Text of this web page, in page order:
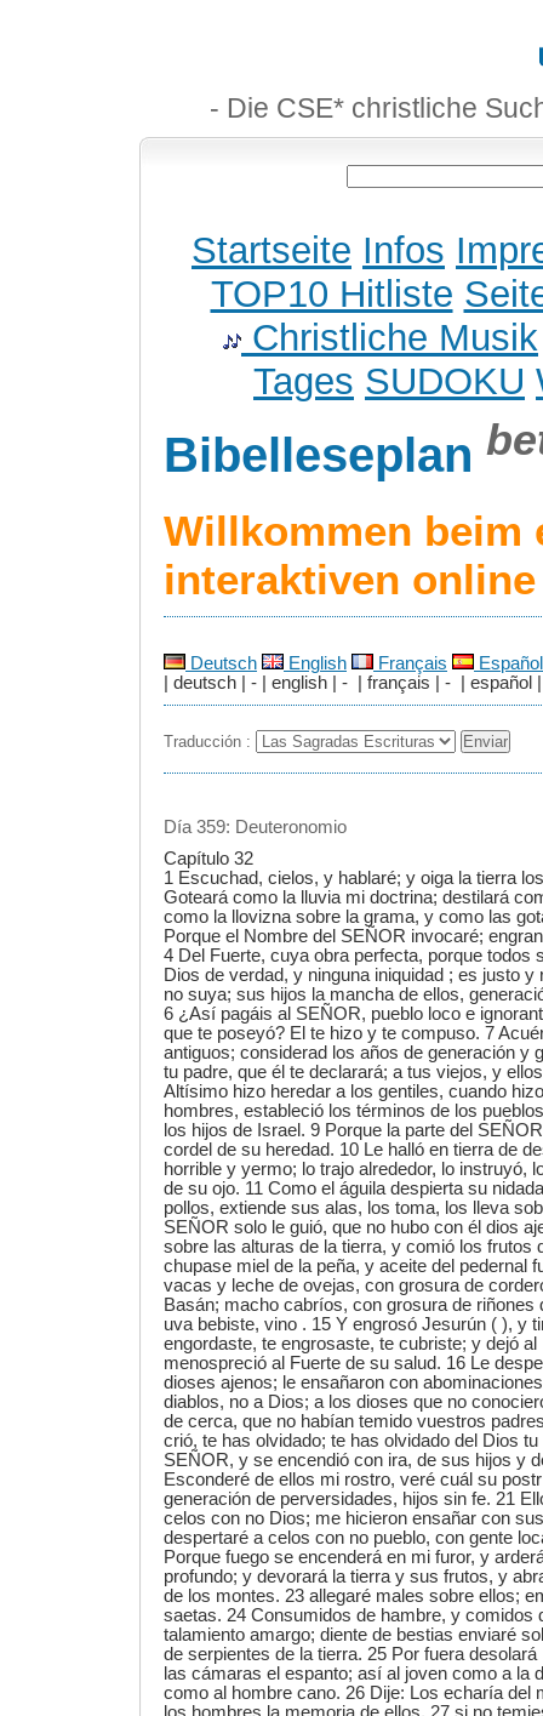
- Die CSE* christliche
Startseite Infos
TOP10 Hitliste
Christliche Musik
Tages SUDOKU
Bibelleseplan
Willkommen beim
interaktiven
Deutsch English Français
Español
| deutsch | - | english | - | français | - | español |
Traducción :
Día 359: Deuteronomio
Capítulo 32
1 Escuchad, cielos, y hablaré; y oiga la tierra
Goteará como la lluvia mi doctrina; destilará
como la llovizna sobre la grama, y como las
Porque el Nombre del SEÑOR invocaré;
4 Del Fuerte, cuya obra perfecta, porque todos
Dios de verdad, y ninguna iniquidad ; es justo y
no suya; sus hijos la mancha de ellos,
6 ¿Así pagáis al SEÑOR, pueblo loco e
que te poseyó? El te hizo y te compuso. 7
antiguos; considerad los años de generación y
tu padre, que él te declarará; a tus viejos, y
Altísimo hizo heredar a los gentiles, cuando
hombres, estableció los términos de los
los hijos de Israel. 9 Porque la parte del
cordel de su heredad. 10 Le halló en tierra de
horrible y yermo; lo trajo alrededor, lo instruyó,
de su ojo. 11 Como el águila despierta su
pollos, extiende sus alas, los toma, los lleva
SEÑOR solo le guió, que no hubo con él dios
sobre las alturas de la tierra, y comió los frutos
chupase miel de la peña, y aceite del pedernal
vacas y leche de ovejas, con grosura de
Basán; macho cabríos, con grosura de riñones
uva bebiste, vino . 15 Y engrosó Jesurún ( ), y
engordaste, te engrosaste, te cubriste; y dejó
menospreció al Fuerte de su salud. 16 Le
dioses ajenos; le ensañaron con
diablos, no a Dios; a los dioses que no
de cerca, que no habían temido vuestros
crió, te has olvidado; te has olvidado del Dios
SEÑOR, y se encendió con ira, de sus hijos y
Esconderé de ellos mi rostro, veré cuál su
generación de perversidades, hijos sin fe. 21
celos con no Dios; me hicieron ensañar con
despertaré a celos con no pueblo, con gente
Porque fuego se encenderá en mi furor, y
profundo; y devorará la tierra y sus frutos, y
de los montes. 23 allegaré males sobre ellos;
saetas. 24 Consumidos de hambre, y comidos
talamiento amargo; diente de bestias enviaré
de serpientes de la tierra. 25 Por fuera
las cámaras el espanto; así al joven como a la
como al hombre cano. 26 Dije: Los echaría del